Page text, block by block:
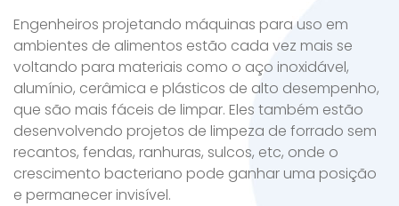
Engenheiros projetando máquinas para uso em
ambientes de alimentos estão cada vez mais se
voltando para materiais como o aço inoxidável,
alumínio, cerâmica e plásticos de alto desempenho,
que são mais fáceis de limpar. Eles também estão
desenvolvendo projetos de limpeza de forrado sem
recantos, fendas, ranhuras, sulcos, etc, onde o
crescimento bacteriano pode ganhar uma posição
e permanecer invisível.